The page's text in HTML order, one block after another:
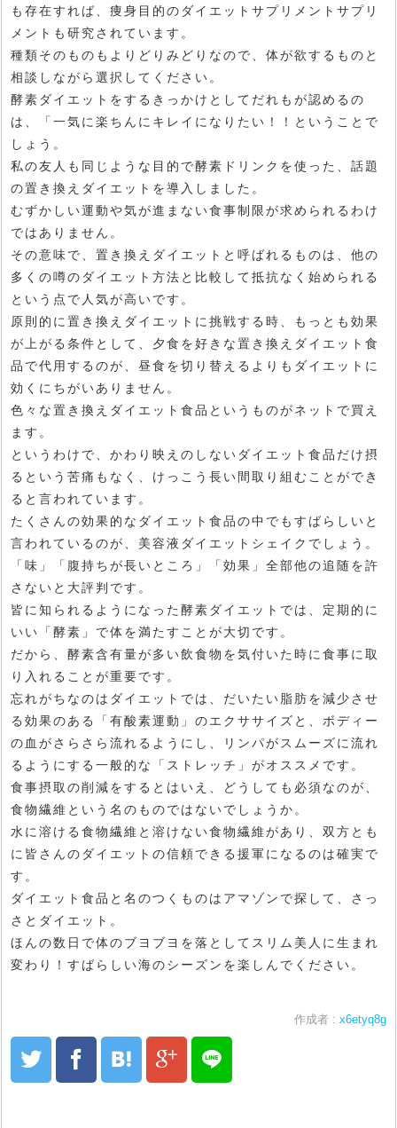
も存在すれば、痩身目的のダイエットサプリメントサプリ
メントも研究されています。
種類そのものもよりどりみどりなので、体が欲するものと
相談しながら選択してください。
酵素ダイエットをするきっかけとしてだれもが認めるの
は、「一気に楽ちんにキレイになりたい！！ということで
しょう。
私の友人も同じような目的で酵素ドリンクを使った、話題
の置き換えダイエットを導入しました。
むずかしい運動や気が進まない食事制限が求められるわけ
ではありません。
その意味で、置き換えダイエットと呼ばれるものは、他の
多くの噂のダイエット方法と比較して抵抗なく始められる
という点で人気が高いです。
原則的に置き換えダイエットに挑戦する時、もっとも効果
が上がる条件として、夕食を好きな置き換えダイエット食
品で代用するのが、昼食を切り替えるよりもダイエットに
効くにちがいありません。
色々な置き換えダイエット食品というものがネットで買え
ます。
というわけで、かわり映えのしないダイエット食品だけ摂
るという苦痛もなく、けっこう長い間取り組むことができ
ると言われています。
たくさんの効果的なダイエット食品の中でもすばらしいと
言われているのが、美容液ダイエットシェイクでしょう。
「味」「腹持ちが長いところ」「効果」全部他の追随を許
さないと大評判です。
皆に知られるようになった酵素ダイエットでは、定期的に
いい「酵素」で体を満たすことが大切です。
だから、酵素含有量が多い飲食物を気付いた時に食事に取
り入れることが重要です。
忘れがちなのはダイエットでは、だいたい脂肪を減少させ
る効果のある「有酸素運動」のエクササイズと、ボディー
の血がさらさら流れるようにし、リンパがスムーズに流れ
るようにする一般的な「ストレッチ」がオススメです。
食事摂取の削減をするとはいえ、どうしても必須なのが、
食物繊維という名のものではないでしょうか。
水に溶ける食物繊維と溶けない食物繊維があり、双方とも
に皆さんのダイエットの信頼できる援軍になるのは確実で
す。
ダイエット食品と名のつくものはアマゾンで探して、さっ
さとダイエット。
ほんの数日で体のブヨブヨを落としてスリム美人に生まれ
変わり！すばらしい海のシーズンを楽しんでください。
作成者 : x6etyq8g